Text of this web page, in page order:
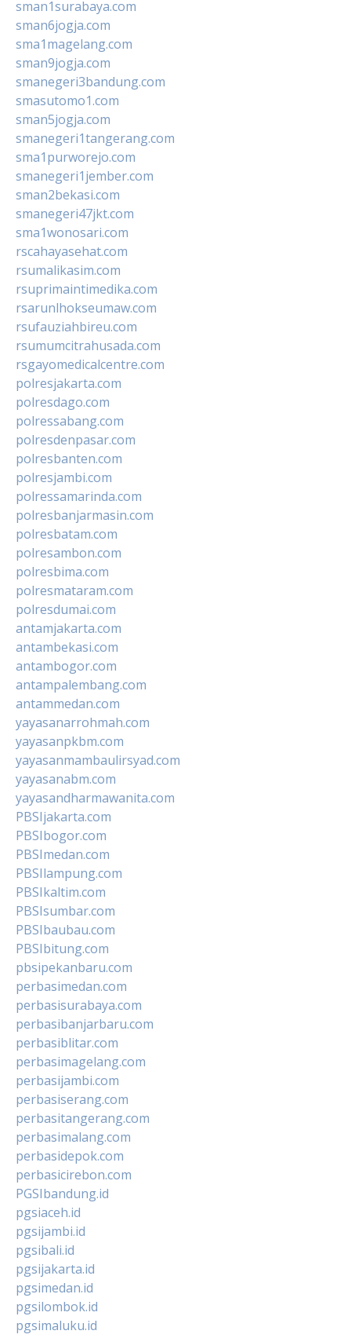
sman1surabaya.com
sman6jogja.com
sma1magelang.com
sman9jogja.com
smanegeri3bandung.com
smasutomo1.com
sman5jogja.com
smanegeri1tangerang.com
sma1purworejo.com
smanegeri1jember.com
sman2bekasi.com
smanegeri47jkt.com
sma1wonosari.com
rscahayasehat.com
rsumalikasim.com
rsuprimaintimedika.com
rsarunlhokseumaw.com
rsufauziahbireu.com
rsumumcitrahusada.com
rsgayomedicalcentre.com
polresjakarta.com
polresdago.com
polressabang.com
polresdenpasar.com
polresbanten.com
polresjambi.com
polressamarinda.com
polresbanjarmasin.com
polresbatam.com
polresambon.com
polresbima.com
polresmataram.com
polresdumai.com
antamjakarta.com
antambekasi.com
antambogor.com
antampalembang.com
antammedan.com
yayasanarrohmah.com
yayasanpkbm.com
yayasanmambaulirsyad.com
yayasanabm.com
yayasandharmawanita.com
PBSIjakarta.com
PBSIbogor.com
PBSImedan.com
PBSIlampung.com
PBSIkaltim.com
PBSIsumbar.com
PBSIbaubau.com
PBSIbitung.com
pbsipekanbaru.com
perbasimedan.com
perbasisurabaya.com
perbasibanjarbaru.com
perbasiblitar.com
perbasimagelang.com
perbasijambi.com
perbasiserang.com
perbasitangerang.com
perbasimalang.com
perbasidepok.com
perbasicirebon.com
PGSIbandung.id
pgsiaceh.id
pgsijambi.id
pgsibali.id
pgsijakarta.id
pgsimedan.id
pgsilombok.id
pgsimaluku.id